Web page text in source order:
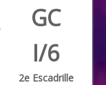
GC
I/6
2e Escadrille